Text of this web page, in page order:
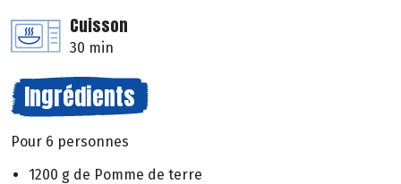
Cuisson
30 min
Ingrédients
Pour 6 personnes
1200 g de Pomme de terre